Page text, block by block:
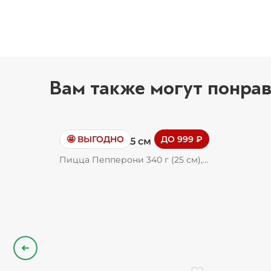
Вам также могут
🤩 ВЫГОДНО ДО 999 ₽
Сет 3 пиццы 25 см
Пицца Пепперони 340 г (25 см),
Назад